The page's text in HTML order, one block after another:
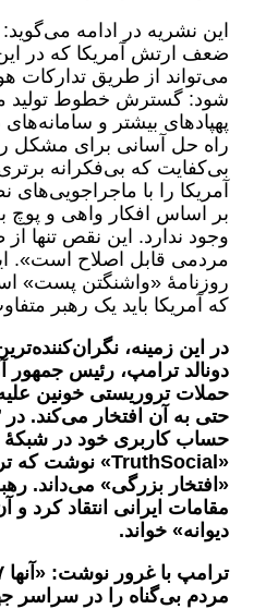
این نشریه در ادامه
ضعف ارتش آمریکا که در
می‌تواند از طریق تدارکات
شود: گسترش خطوط تولید
پهپادهای بیشتر و سامانه‌های
راه حل آسانی برای مشکل
بی‌کفایت که بی‌فکرانه
آمریکا را با
بر اساس افکار واهی و پوچ
وجود ندارد. این نقص تنها
مردمی قابل اصلاح است».
روزنامۀ «واشنگتن پست»
که آمریکا باید یک رهبر
در این زمینه،
دونالد ترامپ، رئیس جمهور
حملات تروریستی خونین علیه
حتی به آن افتخار می‌کند. در
حساب کاربری خود در شبکۀ
«
TruthSocial» نوشت که
«افتخار بزرگی» می‌داند.
مقامات ایرانی انتقاد کرد و
دیوانه» خواند.
ترامپ با غرور نوشت: «آنها
مردم بی‌گناه را در سراسر